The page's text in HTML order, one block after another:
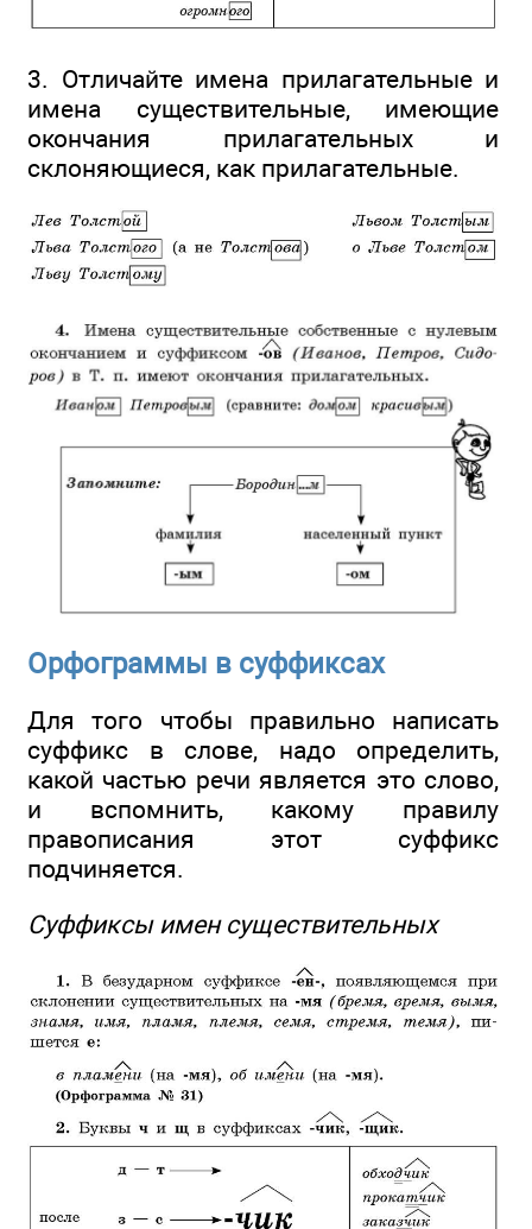
3. Отличайте имена прилагательные и
имена существительные, имеющие
окончания прилагательных и
склоняющиеся, как прилагательные.
Орфограммы в суффиксах
Для того чтобы правильно написать
суффикс в слове, надо определить,
какой частью речи является это слово,
и вспомнить, какому правилу
правописания этот суффикс
подчиняется.
Суффиксы имен существительных